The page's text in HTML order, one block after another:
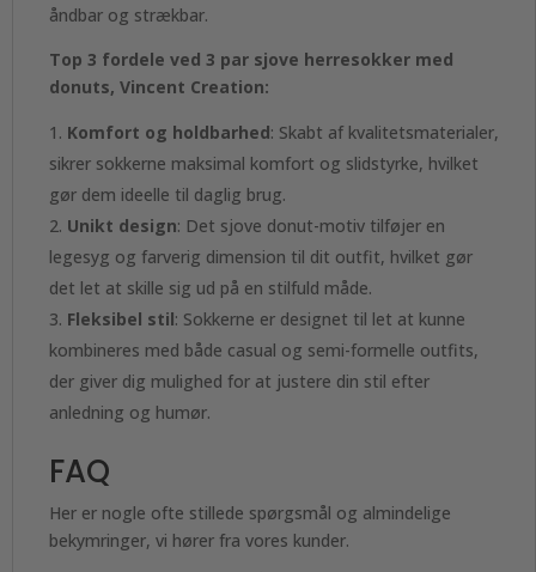
åndbar og strækbar.
Top 3 fordele ved 3 par sjove herresokker med
donuts, Vincent Creation:
Komfort og holdbarhed: Skabt af kvalitetsmaterialer,
sikrer sokkerne maksimal komfort og slidstyrke, hvilket
gør dem ideelle til daglig brug.
Unikt design: Det sjove donut-motiv tilføjer en
legesyg og farverig dimension til dit outfit, hvilket gør
det let at skille sig ud på en stilfuld måde.
Fleksibel stil: Sokkerne er designet til let at kunne
kombineres med både casual og semi-formelle outfits,
der giver dig mulighed for at justere din stil efter
anledning og humør.
FAQ
Her er nogle ofte stillede spørgsmål og almindelige
bekymringer, vi hører fra vores kunder.